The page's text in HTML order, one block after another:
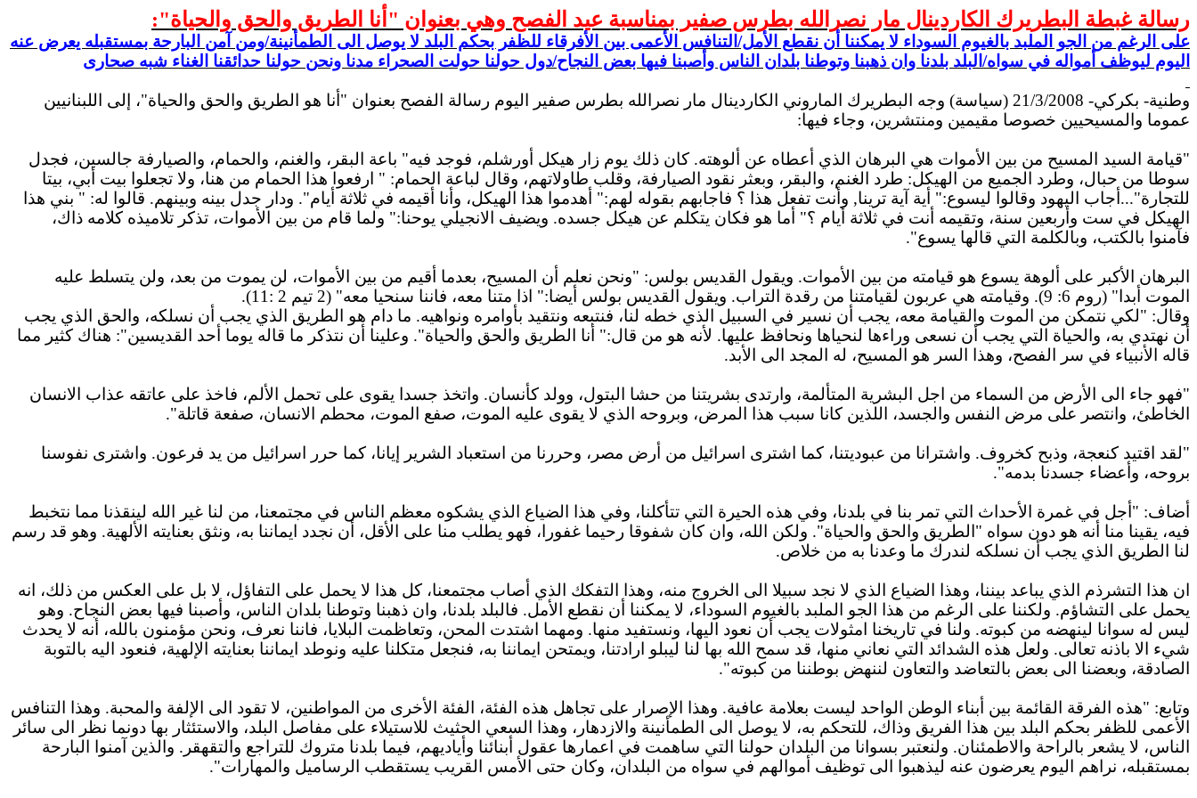
رسالة غبطة البطريرك الكاردينال مار نصرالله بطرس صفير بمناسبة عيد الفصح وهي بعنوان "أنا الطريق والحق والحياة":
على الرغم من الجو الملبد بالغيوم السوداء لا يمكننا أن نقطع الأمل/التنافس الأعمى بين الأفرقاء للظفر بحكم البلد لا يوصل الى الطمأنينة/ومن آمن البارحة بمستقبله يعرض عنه
اليوم ليوظف أمواله في سواه/البلد بلدنا وان ذهبنا وتوطنا بلدان الناس وأصبنا فيها بعض النجاح/دول حولنا حولت الصحراء مدنا ونحن حولنا حدائقنا الغناء شبه صحارى
وطنية- بكركي- 21/3/2008 (سياسة) وجه البطريرك الماروني الكاردينال مار نصرالله بطرس صفير اليوم رسالة الفصح بعنوان "أنا هو الطريق والحق والحياة"، إلى اللبنانيين
عموما والمسيحيين خصوصا مقيمين ومنتشرين، وجاء فيها:
"قيامة السيد المسيح من بين الأموات هي البرهان الذي أعطاه عن ألوهته. كان ذلك يوم زار هيكل أورشلم، فوجد فيه" باعة البقر، والغنم، والحمام، والصيارفة جالسين، فجدل
سوطا من حبال، وطرد الجميع من الهيكل: طرد الغنم، والبقر، وبعثر نقود الصيارفة، وقلب طاولاتهم، وقال لباعة الحمام: " ارفعوا هذا الحمام من هنا، ولا تجعلوا بيت أبي، بيتا
للتجارة"...أجاب اليهود وقالوا ليسوع:" أية آية ترينا, وأنت تفعل هذا ؟ فاجابهم بقوله لهم:" أهدموا هذا الهيكل، وأنا أقيمه في ثلاثة أيام". ودار جدل بينه وبينهم. قالوا له: " بني هذا
الهيكل في ست وأربعين سنة، وتقيمه أنت في ثلاثة أيام ؟" أما هو فكان يتكلم عن هيكل جسده. ويضيف الانجيلي يوحنا:" ولما قام من بين الأموات، تذكر تلاميذه كلامه ذاك،
فآمنوا بالكتب، وبالكلمة التي قالها يسوع".
البرهان الأكبر على ألوهة يسوع هو قيامته من بين الأموات. ويقول القديس بولس: "ونحن نعلم أن المسيح، بعدما أقيم من بين الأموات، لن يموت من بعد، ولن يتسلط عليه
الموت أبدا" (روم 6: 9). وقيامته هي عربون لقيامتنا من رقدة التراب. ويقول القديس بولس أيضا:" اذا متنا معه، فاننا سنحيا معه" (2 تيم 2 :11).
وقال: "لكي نتمكن من الموت والقيامة معه، يجب أن نسير في السبيل الذي خطه لنا، فنتبعه ونتقيد بأوامره ونواهيه. ما دام هو الطريق الذي يجب أن نسلكه، والحق الذي يجب
أن نهتدي به، والحياة التي يجب أن نسعى وراءها لنحياها ونحافظ عليها. لأنه هو من قال:" أنا الطريق والحق والحياة". وعلينا أن نتذكر ما قاله يوما أحد القديسين": هناك كثير مما
قاله الأنبياء في سر الفصح، وهذا السر هو المسيح، له المجد الى الأبد.
"فهو جاء الى الأرض من السماء من اجل البشرية المتألمة، وارتدى بشريتنا من حشا البتول، وولد كأنسان. واتخذ جسدا يقوى على تحمل الألم، فاخذ على عاتقه عذاب الانسان
الخاطئ، وانتصر على مرض النفس والجسد، اللذين كانا سبب هذا المرض، وبروحه الذي لا يقوى عليه الموت، صفع الموت، محطم الانسان، صفعة قاتلة".
"لقد اقتيد كنعجة، وذبح كخروف. واشترانا من عبوديتنا، كما اشترى اسرائيل من أرض مصر، وحررنا من استعباد الشرير إيانا، كما حرر اسرائيل من يد فرعون. واشترى نفوسنا
بروحه، وأعضاء جسدنا بدمه".
أضاف: "أجل في غمرة الأحداث التي تمر بنا في بلدنا، وفي هذه الحيرة التي تتأكلنا، وفي هذا الضياع الذي يشكوه معظم الناس في مجتمعنا، من لنا غير الله لينقذنا مما نتخبط
فيه، يقينا منا أنه هو دون سواه "الطريق والحق والحياة". ولكن الله، وان كان شفوقا رحيما غفورا، فهو يطلب منا على الأقل، أن نجدد ايماننا به، ونثق بعنايته الألهية. وهو قد رسم
لنا الطريق الذي يجب أن نسلكه لندرك ما وعدنا به من خلاص.
ان هذا التشرذم الذي يباعد بيننا، وهذا الضياع الذي لا نجد سبيلا الى الخروج منه، وهذا التفكك الذي أصاب مجتمعنا، كل هذا لا يحمل على التفاؤل، لا بل على العكس من ذلك، انه
يحمل على التشاؤم. ولكننا على الرغم من هذا الجو الملبد بالغيوم السوداء، لا يمكننا أن نقطع الأمل. فالبلد بلدنا، وان ذهبنا وتوطنا بلدان الناس، وأصبنا فيها بعض النجاح. وهو
ليس له سوانا لينهضه من كبوته. ولنا في تاريخنا امثولات يجب أن نعود اليها، ونستفيد منها. ومهما اشتدت المحن، وتعاظمت البلايا، فاننا نعرف، ونحن مؤمنون بالله، أنه لا يحدث
شيء الا باذنه تعالى. ولعل هذه الشدائد التي نعاني منها، قد سمح الله بها لنا ليبلو ارادتنا، ويمتحن ايماننا به، فنجعل متكلنا عليه ونوطد ايماننا بعنايته الإلهية، فنعود اليه بالتوبة
الصادقة، وبعضنا الى بعض بالتعاضد والتعاون لننهض بوطننا من كبوته".
وتابع: "هذه الفرقة القائمة بين أبناء الوطن الواحد ليست بعلامة عافية. وهذا الإصرار على تجاهل هذه الفئة، الفئة الأخرى من المواطنين، لا تقود الى الإلفة والمحبة. وهذا التنافس
الأعمى للظفر بحكم البلد بين هذا الفريق وذاك، للتحكم به، لا يوصل الى الطمأنينة والازدهار، وهذا السعي الحثيث للاستيلاء على مفاصل البلد، والاستئثار بها دونما نظر الى سائر
الناس، لا يشعر بالراحة والاطمئنان. ولنعتبر بسوانا من البلدان حولنا التي ساهمت في اعمارها عقول أبنائنا وأياديهم، فيما بلدنا متروك للتراجع والتقهقر. والذين آمنوا البارحة
بمستقبله، نراهم اليوم يعرضون عنه ليذهبوا الى توظيف أموالهم في سواه من البلدان، وكان حتى الأمس القريب يستقطب الرساميل والمهارات".